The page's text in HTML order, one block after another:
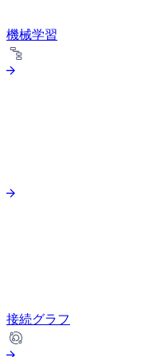
機械学習
接続グラフ